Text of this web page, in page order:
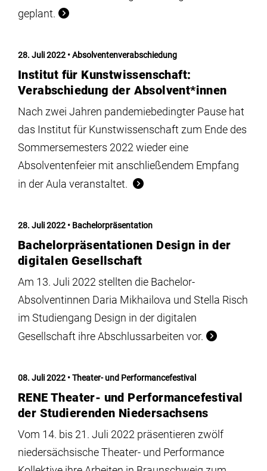
geplant.
28. Juli 2022 Absolventenverabschiedung
Institut für Kunstwissenschaft:
Verabschiedung der Absolvent*innen
Nach zwei Jahren pandemiebedingter Pause hat
das Institut für Kunstwissenschaft zum Ende des
Sommersemesters 2022 wieder eine
Absolventenfeier mit anschließendem Empfang
in der Aula veranstaltet.
28. Juli 2022 Bachelorpräsentation
Bachelorpräsentationen Design in der
digitalen Gesellschaft
Am 13. Juli 2022 stellten die Bachelor-
Absolventinnen Daria Mikhailova und Stella Risch
im Studiengang Design in der digitalen
Gesellschaft ihre Abschlussarbeiten vor.
08. Juli 2022 Theater- und Performancefestival
RENE Theater- und Performancefestival
der Studierenden Niedersachsens
Vom 14. bis 21. Juli 2022 präsentieren zwölf
niedersächsische Theater- und Performance